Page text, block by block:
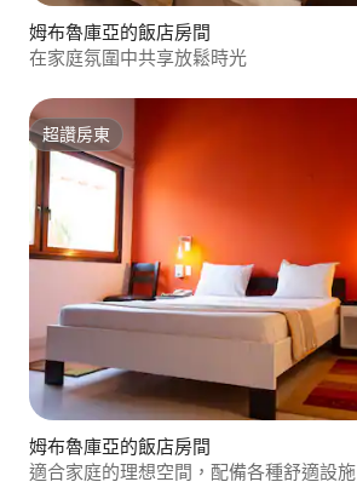
姆布魯庫亞的飯店房間
在家庭氛圍中共享放鬆時光
超讚房東
超讚房東
姆布魯庫亞的飯店房間
適合家庭的理想空間，配備各種舒適設施